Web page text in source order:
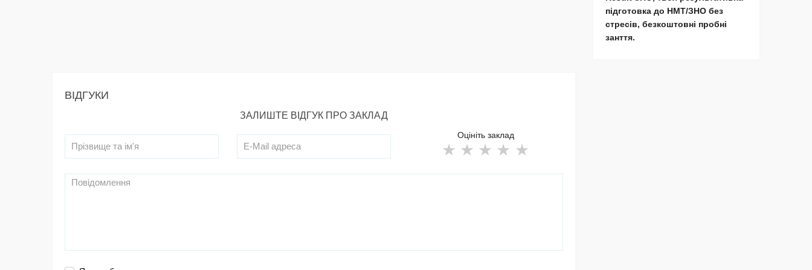
ВІДГУКИ
ЗАЛИШТЕ ВІДГУК ПРО ЗАКЛАД
Оцініть заклад
підготовка до НМТ/ЗНО без
стресів, безкоштовні пробні
занття.